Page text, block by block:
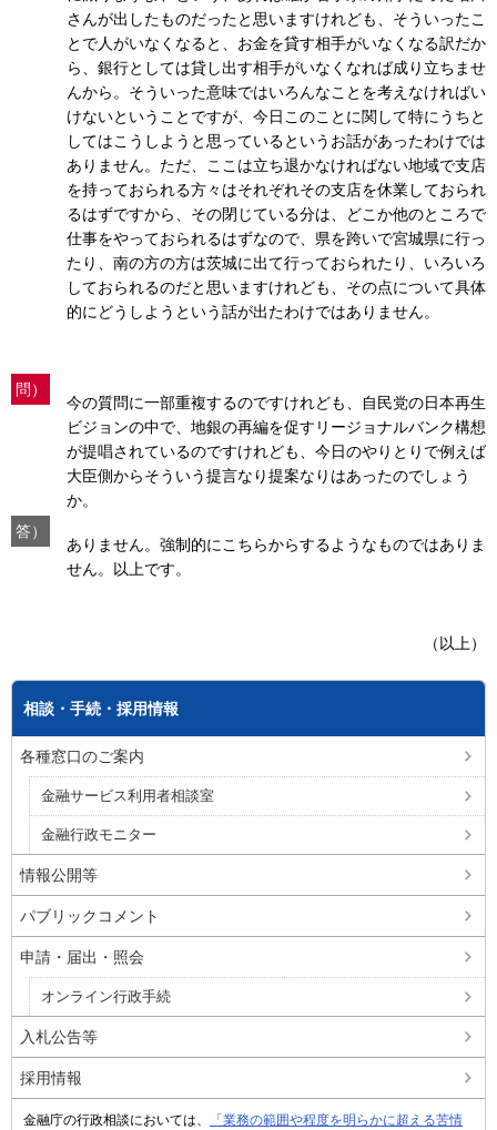
さんが出したものだったと思いますけれども、そういったこ
とで人がいなくなると、お金を貸す相手がいなくなる訳だか
ら、銀行としては貸し出す相手がいなくなれば成り立ちませ
んから。そういった意味ではいろんなことを考えなければい
けないということですが、今日このことに関して特にうちと
してはこうしようと思っているというお話があったわけでは
ありません。ただ、ここは立ち退かなければない地域で支店
を持っておられる方々はそれぞれその支店を休業しておられ
るはずですから、その閉じている分は、どこか他のところで
仕事をやっておられるはずなので、県を跨いで宮城県に行っ
たり、南の方の方は茨城に出て行っておられたり、いろいろ
しておられるのだと思いますけれども、その点について具体
的にどうしようという話が出たわけではありません。
問）
今の質問に一部重複するのですけれども、自民党の日本再生
ビジョンの中で、地銀の再編を促すリージョナルバンク構想
が提唱されているのですけれども、今日のやりとりで例えば
大臣側からそういう提言なり提案なりはあったのでしょう
か。
答）
ありません。強制的にこちらからするようなものではありま
せん。以上です。
（以上）
相談・手続・採用情報
各種窓口のご案内
金融サービス利用者相談室
金融行政モニター
情報公開等
パブリックコメント
申請・届出・照会
オンライン行政手続
入札公告等
採用情報
金融庁の行政相談においては、
「業務の範囲や程度を明らかに超える苦情